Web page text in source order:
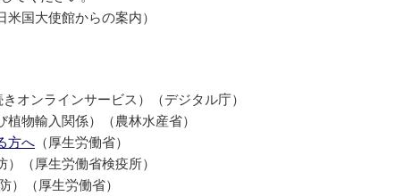
米国大使館からの案内）
オンラインサービス）（デジタル庁）
植物輸入関係）（農林水産省）
方へ （厚生労働省）
）（厚生労働省検疫所）
）（厚生労働省）